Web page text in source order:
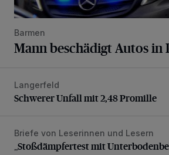
Barmen
Mann beschädigt Autos in
Schwerer Unfall mit 2,48 Promille
Langerfeld
Schwerer Unfall mit 2,48 Promille
„Stoßdämpfertest mit
Briefe von Leserinnen und Lesern
„Stoßdämpfertest mit